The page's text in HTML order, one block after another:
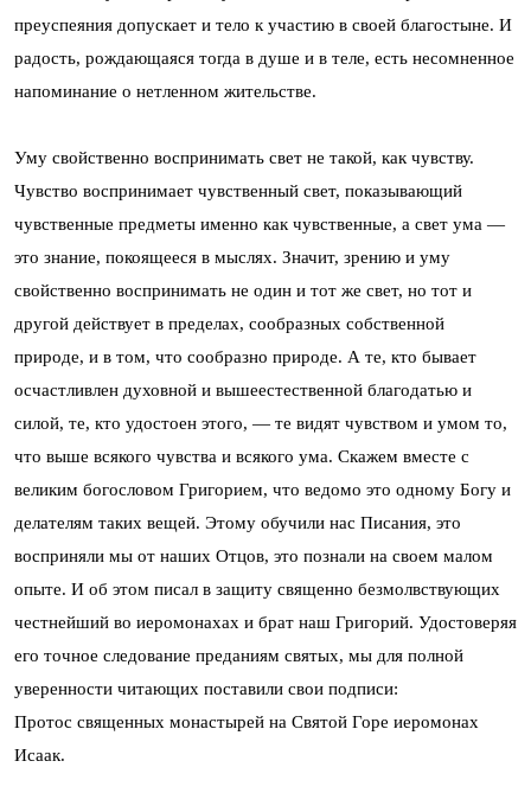
преуспеяния допускает и тело к участию в своей благостыне. И
радость, рождающаяся тогда в душе и в теле, есть несомненное
напоминание о нетленном жительстве.
Уму свойственно воспринимать свет не такой, как чувству.
Чувство воспринимает чувственный свет, показывающий
чувственные предметы именно как чувственные, а свет ума —
это знание, покоящееся в мыслях. Значит, зрению и уму
свойственно воспринимать не один и тот же свет, но тот и
другой действует в пределах, сообразных собственной
природе, и в том, что сообразно природе. А те, кто бывает
осчастливлен духовной и вышеестественной благодатью и
силой, те, кто удостоен этого, — те видят чувством и умом то,
что выше всякого чувства и всякого ума. Скажем вместе с
великим богословом Григорием, что ведомо это одному Богу и
делателям таких вещей. Этому обучили нас Писания, это
восприняли мы от наших Отцов, это познали на своем малом
опыте. И об этом писал в защиту священно безмолвствующих
честнейший во иеромонахах и брат наш Григорий. Удостоверяя
его точное следование преданиям святых, мы для полной
уверенности читающих поставили свои подписи:
Протос священных монастырей на Святой Горе иеромонах
Исаак.